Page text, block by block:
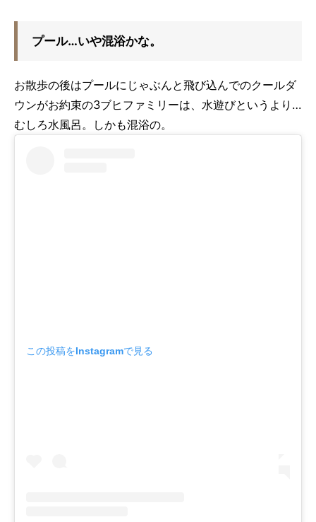
プール…いや混浴かな。
お散歩の後はプールにじゃぶんと飛び込んでのクールダ
ウンがお約束の3ブヒファミリーは、水遊びというより…
むしろ水風呂。しかも混浴の。
この投稿をInstagramで見る